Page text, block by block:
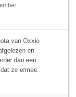
van Oxxio
en
dan een
ze ermee